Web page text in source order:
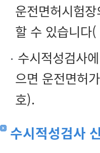
운전면허시험
할 수 있습니다(
수시적성검사
으면 운전면허
호).
수시적성검사